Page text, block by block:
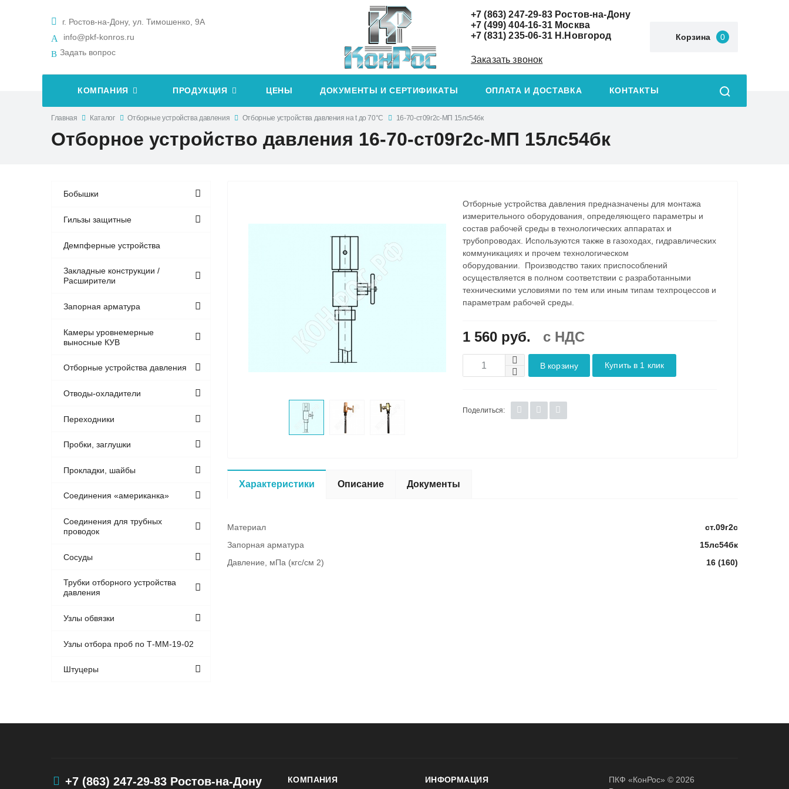
г. Ростов-на-Дону, ул. Тимошенко, 9А
info@pkf-konros.ru
Задать вопрос
+7 (863) 247-29-83Ростов-на-Дону
+7 (499) 404-16-31Москва
+7 (831) 235-06-31Н.Новгород
Заказать звонок
Корзина 0
КОМПАНИЯ ПРОДУКЦИЯ ЦЕНЫ ДОКУМЕНТЫ И СЕРТИФИКАТЫ ОПЛАТА И ДОСТАВКА КОНТАКТЫ
Главная Каталог Отборные устройства давления Отборные устройства давления на t до 70°С 16-70-ст09г2с-МП 15лс54бк
Отборное устройство давления 16-70-ст09г2с-МП 15лс54бк
Бобышки
Гильзы защитные
Демпферные устройства
Закладные конструкции /
Расширители
Запорная арматура
Камеры уровнемерные
выносные КУВ
Отборные устройства давления
Отводы-охладители
Переходники
Пробки, заглушки
Прокладки, шайбы
Соединения «американка»
Соединения для трубных
проводок
Сосуды
Трубки отборного устройства
давления
Узлы обвязки
Узлы отбора проб по Т-ММ-19-02
Штуцеры
Отборные устройства давления предназначены для монтажа
измерительного оборудования, определяющего параметры и
состав рабочей среды в технологических аппаратах и
трубопроводах. Используются также в газоходах, гидравлических
коммуникациях и прочем технологическом
оборудовании. Производство таких приспособлений
осуществляется в полном соответствии с разработанными
техническими условиями по тем или иным типам техпроцессов и
параметрам рабочей среды.
1 560 руб. c НДС
В корзину Купить в 1 клик
Поделиться:
Характеристики Описание Документы
Материал
ст.09г2с
Запорная арматура
15лс54бк
Давление, мПа (кгс/см 2)
16 (160)
+7 (863) 247-29-83 Ростов-на-Дону
КОМПАНИЯ ИНФОРМАЦИЯ
ПКФ «КонРос» © 2026